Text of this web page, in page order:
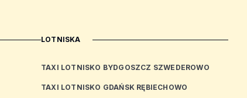
LOTNISKA
TAXI LOTNISKO BYDGOSZCZ SZWEDEROWO
TAXI LOTNISKO GDAŃSK RĘBIECHOWO